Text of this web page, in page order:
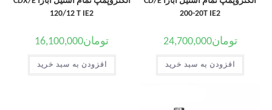
200-20T IE2
تومان24,700,000
افزودن به سبد خرید
120/12 T IE2
تومان16,100,000
افزودن به سبد خرید